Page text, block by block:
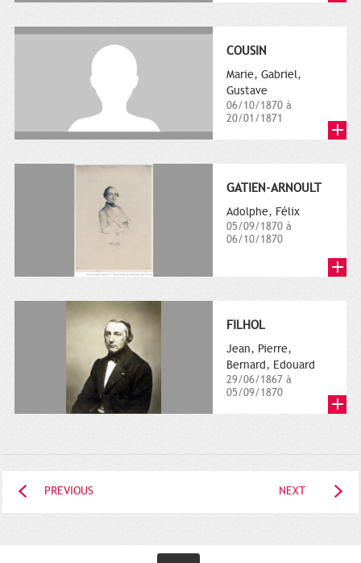
COUSIN
Marie, Gabriel,
Gustave
06/10/1870 à
20/01/1871
GATIEN-ARNOULT
Adolphe, Félix
05/09/1870 à
06/10/1870
FILHOL
Jean, Pierre,
Bernard, Edouard
29/06/1867 à
05/09/1870
PREVIOUS NEXT